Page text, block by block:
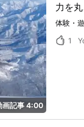
画記事 4:00
力を
体験・
1